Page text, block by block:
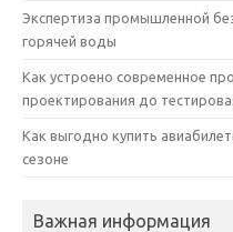
Экспертиза промышленной
горячей воды
Как устроено современное
проектирования до
Как выгодно купить
сезоне
Важная информация